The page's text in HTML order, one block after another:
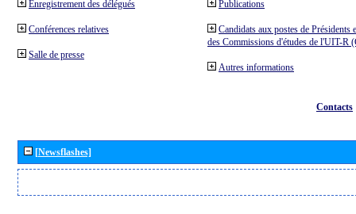
Enregistrement des délégués
Conférences relatives
Salle de presse
Publications
Candidats aux postes de Présidents
des Commissions d'études de l'UIT-R
Autres informations
Contacts
[Newsflashes]